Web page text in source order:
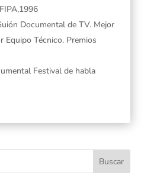
Documental de TV. Mejor
Equipo Técnico. Premios
Festival de habla